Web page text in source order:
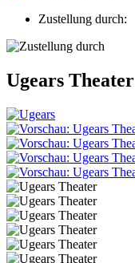
Zustellung durch:
Ugears Theater